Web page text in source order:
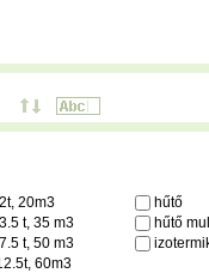
20m3
t, 35 m3
t, 50 m3
60m3
hűtő
hűtő